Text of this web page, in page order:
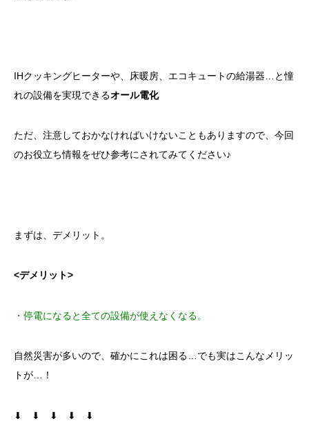
IHクッキングヒーターや、床暖房、エコキュートの給湯器…と憧
れの設備を実現できるオール電化
ただ、注意しておかなければいけないこともありますので、今回
のお役立ち情報をぜひ参考にされてみてください♪
まずは、デメリット。
<デメリット>
・停電になると全ての設備が使えなくなる。
自然災害が多いので、確かにこれは困る…でも実はこんなメリッ
トが…！
⬇ ⬇ ⬇ ⬇ ⬇